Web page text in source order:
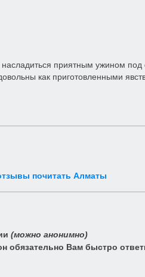
приятным ужином под
как приготовленными
почитать Алматы
(можно анонимно)
обязательно Вам быстро